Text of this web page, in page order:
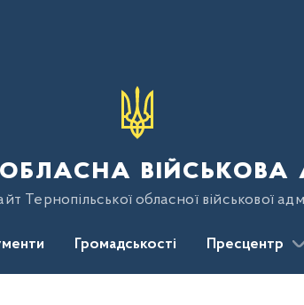
військова
Тернопільської обласної військової
Громадськості Пресцентр